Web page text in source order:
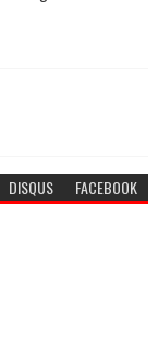
DISQUS FACEBOOK